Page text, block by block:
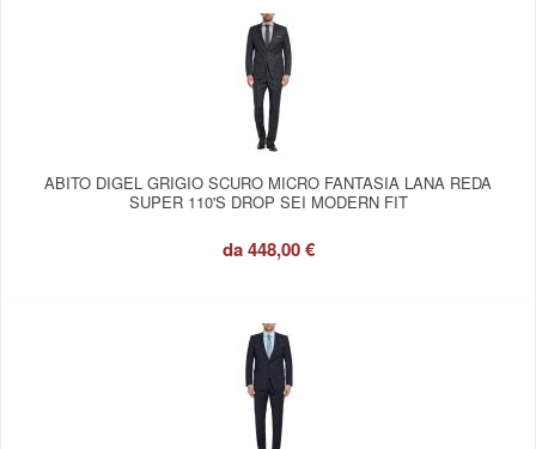
ABITO DIGEL GRIGIO SCURO MICRO FANTASIA LANA REDA
SUPER 110'S DROP SEI MODERN FIT
da448,00 €